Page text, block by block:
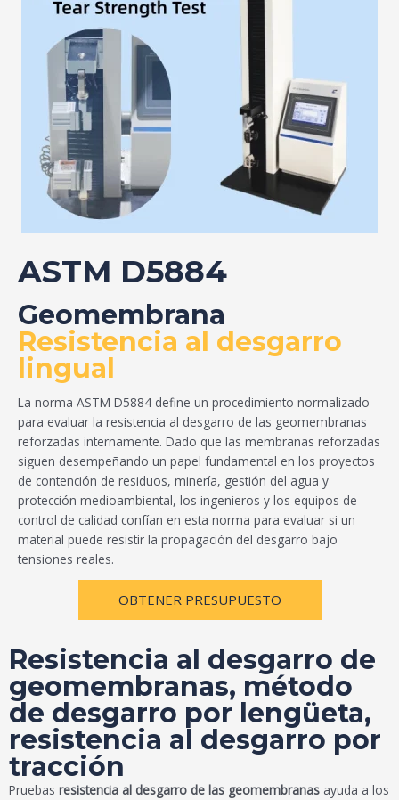
ASTM D5884
Geomembrana
Resistencia al desgarro
lingual
La norma ASTM D5884 define un procedimiento normalizado
para evaluar la resistencia al desgarro de las geomembranas
reforzadas internamente. Dado que las membranas reforzadas
siguen desempeñando un papel fundamental en los proyectos
de contención de residuos, minería, gestión del agua y
protección medioambiental, los ingenieros y los equipos de
control de calidad confían en esta norma para evaluar si un
material puede resistir la propagación del desgarro bajo
tensiones reales.
OBTENER PRESUPUESTO
Resistencia al desgarro de
geomembranas, método
de desgarro por lengüeta,
resistencia al desgarro por
tracción
Pruebas resistencia al desgarro de las geomembranas ayuda a los